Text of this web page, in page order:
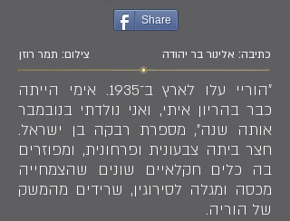
Share
צילום: תמר רוזן כתיבה: אלינור בר יהודה
״הוריי עלו לארץ ב־1935. אימי הייתה
כבר בהריון איתי, ואני נולדתי בנובמבר
אותה שנה״, מספרת רבקה בן ישראל.
חצר ביתה צבעונית ופרחונית, ומפוזרים
בה כלים חקלאיים שונים שהצמחייה
מכסה ומגלה לסירוגין, שרידים מהמשק
של הוריה.